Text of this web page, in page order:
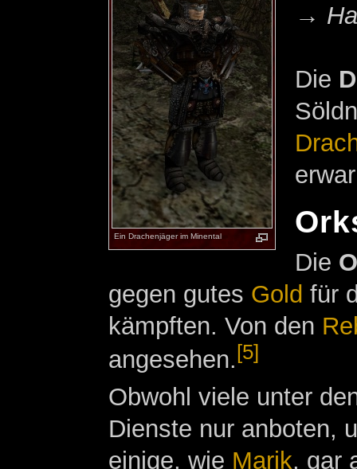
Ein Drachenjäger im Minental
→
Die
Die
gegen gutes Gold für
kämpften. Von den
angesehen. [5]
Obwohl viele unter
Dienste nur anboten,
einige, wie Marik, gar